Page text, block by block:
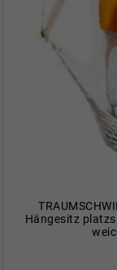
Hängesitz